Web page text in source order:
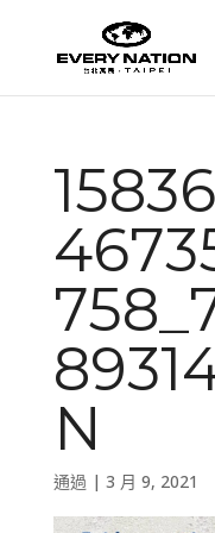
N
通過 | 3 月 9, 2021